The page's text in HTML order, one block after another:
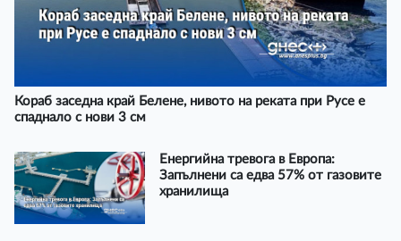
Кораб заседна край Белене, нивото на реката при Русе е
спаднало с нови 3 см
Енергийна тревога в Европа:
Запълнени са едва 57% от газовите
хранилища